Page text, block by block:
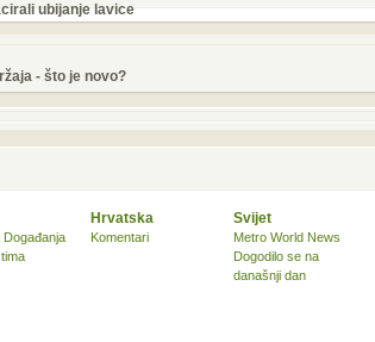
ubijanje lavice
- što je novo?
Događanja
Hrvatska
Komentari
Svijet
Metro World News
Dogodilo se na
današnji dan